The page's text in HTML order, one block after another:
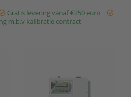
Heeft 3 log...
Gratis levering vanaf €250 euro
m.b.v kalibratie contract